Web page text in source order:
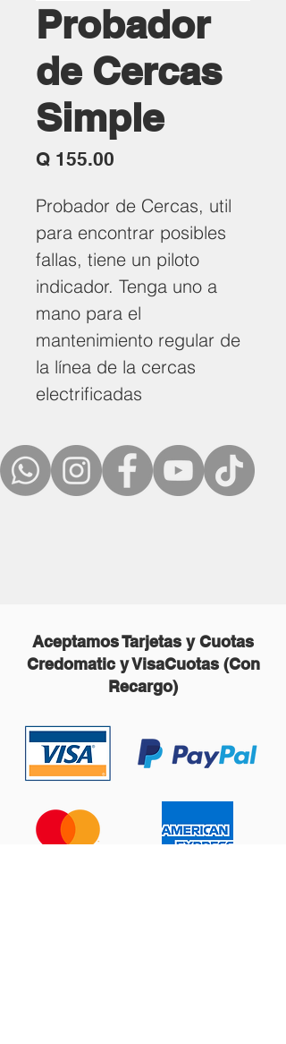
Probador
de Cercas
Simple
Q 155.00
Probador de Cercas, util
para encontrar posibles
fallas, tiene un piloto
indicador. Tenga uno a
mano para el
mantenimiento regular de
la línea de la cercas
electrificadas
Aceptamos Tarjetas y Cuotas
Credomatic y VisaCuotas (Con
Recargo)